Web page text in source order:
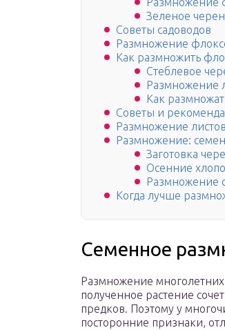
Зеленое
Советы садоводов
Размножение
Как размножить
Стеблевое
Размножение
Как
Советы и
Размножение
Размножение:
Заготовка
Осенние
Размножение
Когда лучше
Семенное
Размножение
полученное растение
предков. Поэтому у
посторонние признаки,